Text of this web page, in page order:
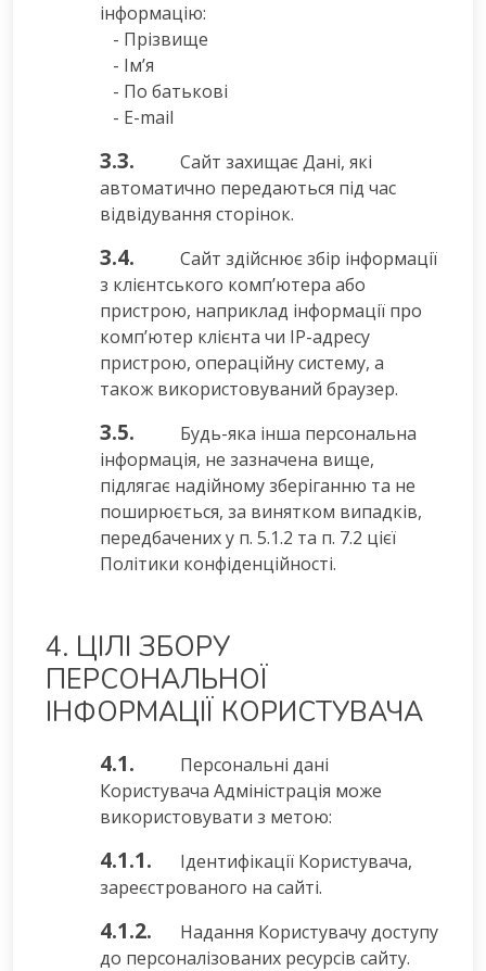
інформацію:
- Прізвище
- Ім’я
- По батькові
- E-mail
3.3.
Сайт захищає Дані, які
автоматично передаються під час
відвідування сторінок.
3.4.
Сайт здійснює збір інформації
з клієнтського комп’ютера або
пристрою, наприклад інформації про
комп’ютер клієнта чи IP-адресу
пристрою, операційну систему, а
також використовуваний браузер.
3.5.
Будь-яка інша персональна
інформація, не зазначена вище,
підлягає надійному зберіганню та не
поширюється, за винятком випадків,
передбачених у п. 5.1.2 та п. 7.2 цієї
Політики конфіденційності.
4. ЦІЛІ ЗБОРУ
ПЕРСОНАЛЬНОЇ
ІНФОРМАЦІЇ КОРИСТУВАЧА
4.1.
Персональні дані
Користувача Адміністрація може
використовувати з метою:
4.1.1.
Ідентифікації Користувача,
зареєстрованого на сайті.
4.1.2.
Надання Користувачу доступу
до персоналізованих ресурсів сайту.